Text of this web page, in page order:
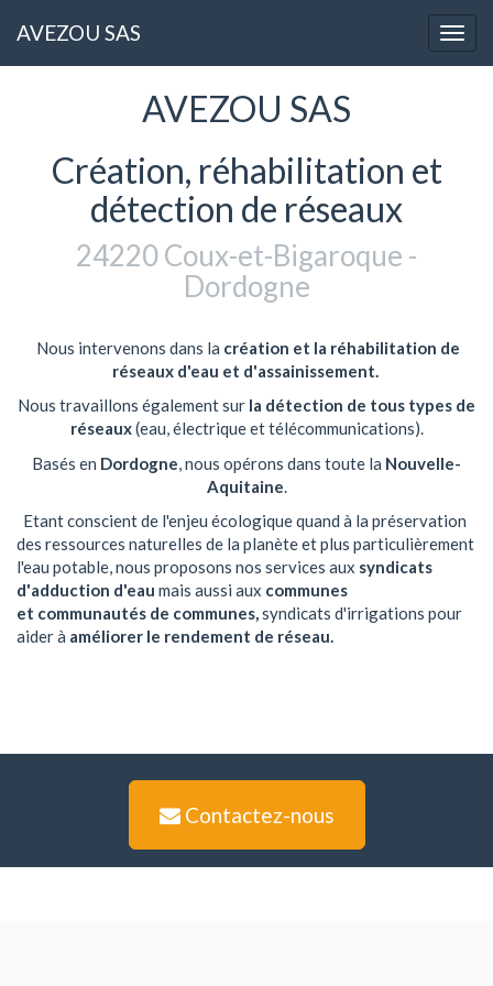
la
AVEZOU SAS
AVEZOU SAS
Création, réhabilitation et
détection de réseaux
24220 Coux-et-Bigaroque -
Dordogne
Nous intervenons dans la création et la réhabilitation de
réseaux d'eau et d'assainissement.
Nous travaillons également sur la détection de tous types de
réseaux(eau, électrique et télécommunications).
Basés en Dordogne , nous opérons dans toute la Nouvelle-
Aquitaine
Etant conscient de l'enjeu écologique quand à la préservation
des ressources naturelles de la planète et plus particulièrement
l'eau potable, nous proposons nos services aux syndicats
d'adduction d'eau mais aussi aux communes
et communautés de communes,syndicats d'irrigations pour
aider à améliorer le rendement de réseau.
Contactez-nous